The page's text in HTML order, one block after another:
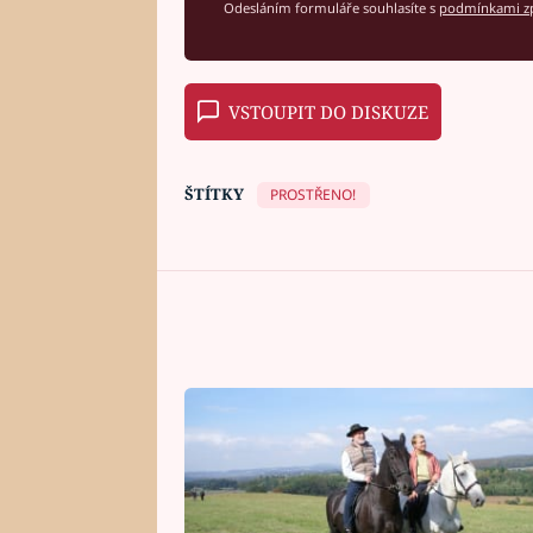
Odesláním formuláře souhlasíte s podmínkami
VSTOUPIT DO DISKUZE
ŠTÍTKY PROSTŘENO!